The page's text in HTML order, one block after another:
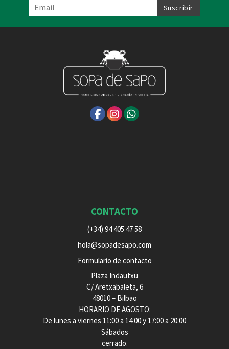
CONTACTO
(+34) 94 405 47 58
hola@sopadesapo.com
Formulario de contacto
Plaza Indautxu
C/ Aretxabaleta, 6
48010 – Bilbao
HORARIO DE AGOSTO:
De lunes a viernes 11:00 a 14:00 y 17:00 a 20:00
Sábados
cerrado.